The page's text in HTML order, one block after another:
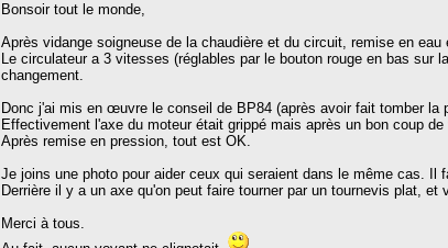
Bonsoir tout le monde,
Après vidange soigneuse de la chaudière et du circuit, remise en
Le circulateur a 3 vitesses (réglables par le bouton rouge en bas sur
changement.
Donc j'ai mis en œuvre le conseil de BP84 (après avoir fait tomber la
Effectivement l'axe du moteur était grippé mais après un bon coup
Après remise en pression, tout est OK.
Je joins une photo pour aider ceux qui seraient dans le même cas. Il
Derrière il y a un axe qu'on peut faire tourner par un tournevis plat, et
Merci à tous.